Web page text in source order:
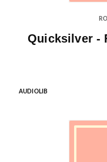
Quicksilver -
AUDIOLIB